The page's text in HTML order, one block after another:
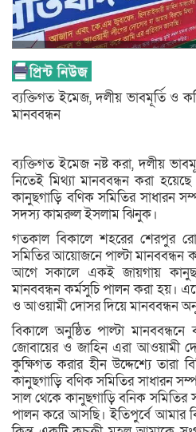
ব্যক্তিগত ইমেজ, দলীয় ভাবমূর্তি ও
মানববন্ধন
ব্যক্তিগত ইমেজ নষ্ট করা, দলীয়
নিতেই মিথ্যা মানববন্ধন করা
কানুছগাড়ি বণিক সমিতির সাধারন
সদস্য কামরুল ইসলাম ঝিনুক।
গতকাল বিকালে শহরের শেরপুর
সমিতির আয়োজনে পাল্টা মানববন্ধন
আগে সকালে একই জায়গায়
মানববন্ধন কর্মসুচি পালন করা হয়।
ও আওয়ামী দোসর দিয়ে মানববন্ধন
বিকালে অনুষ্ঠিত পাল্টা
জোবায়ের ও জাহিন এরা আওয়ামী
কুক্ষিগত করার হীন উদ্দেশ্যে তারা
কানুছগাড়ি বণিক সমিতির সাধারন
সাল থেকে কানুছগাড়ি বনিক সমিতির
পালন করে আসছি। ইতিপুর্বে আমার